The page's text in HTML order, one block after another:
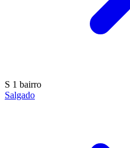
S 1 bairro
Salgado